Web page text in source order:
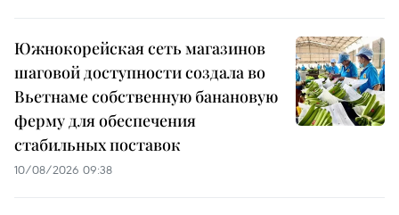
Южнокорейская сеть магазинов
шаговой доступности создала во
Вьетнаме собственную банановую
ферму для обеспечения
стабильных поставок
10/08/2026 09:38